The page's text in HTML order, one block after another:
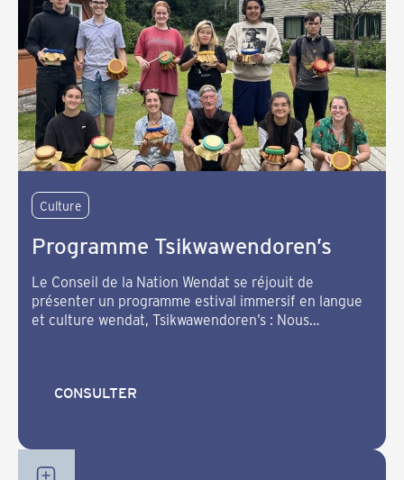
Culture
Programme Tsikwawendoren’s
Le Conseil de la Nation Wendat se réjouit de
présenter un programme estival immersif en langue
et culture wendat, Tsikwawendoren’s : Nous
CONSULTER
CONSULTER